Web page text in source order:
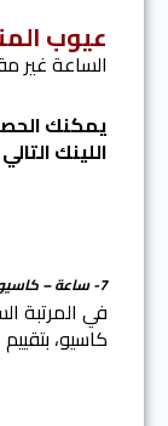
عيوب
الساعة غير
يمكنك
اللينك التالي
7- ساعة – كاسيو – LTP-V001G-9B:
كاسيو، بتقييم 106 مستخدمًا، ومعدل تقييم (4.6 من 5).